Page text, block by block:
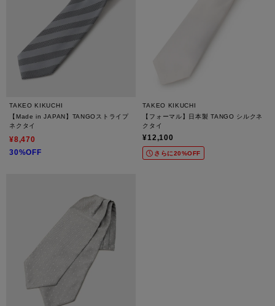
TAKEO KIKUCHI
【Made in JAPAN】TANGOストライプ
ネクタイ
¥8,470
30%OFF
TAKEO KIKUCHI
【フォーマル】日本製 TANGO シルクネ
クタイ
¥12,100
さらに20%OFF